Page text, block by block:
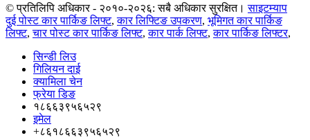
© प्रतिलिपि अधिकार - २०१०-२०२६: सबै अधिकार सुरक्षित। साइटम्याप
दुई पोस्ट कार पार्किङ लिफ्ट,कार लिफ्टिङ उपकरण, भूमिगत कार पार्किङ
लिफ्ट,चार पोस्ट कार पार्किङ लिफ्ट,कार पार्क लिफ्ट,कार पार्किङ लिफ्टर,
सिन्डी लिउ
गिलियन दाई
क्यामिला चेन
फ्रेया डिङ
१८६६३९५६५२९
इमेल
+८६१८६६३९५६५२९